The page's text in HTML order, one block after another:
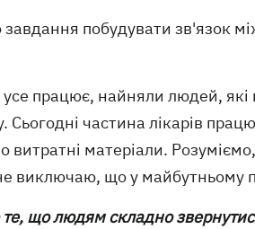
побудувати зв'язок
працює, найняли людей, які
Сьогодні частина лікарів
витратні матеріали.
виключаю, що у майбутньому
що людям складно